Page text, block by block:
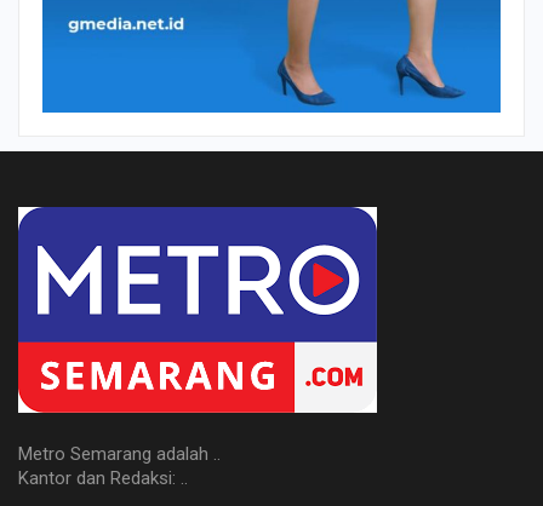
Metro Semarang adalah ..
Kantor dan Redaksi: ..